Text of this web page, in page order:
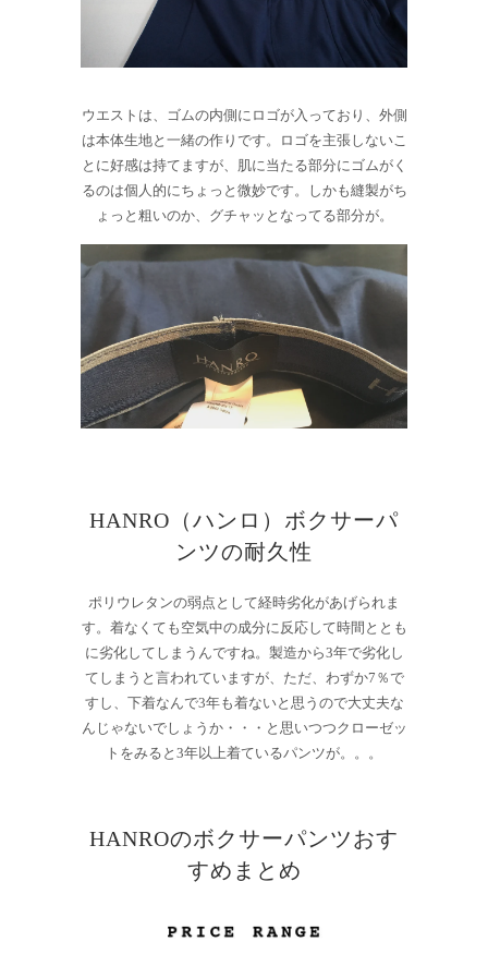
ウエストは、ゴムの内側にロゴが入っており、外側
は本体生地と一緒の作りです。ロゴを主張しないこ
とに好感は持てますが、肌に当たる部分にゴムがく
るのは個人的にちょっと微妙です。しかも縫製がち
ょっと粗いのか、グチャッとなってる部分が。
HANRO（ハンロ）ボクサーパ
ンツの耐久性
ポリウレタンの弱点として経時劣化があげられま
す。着なくても空気中の成分に反応して時間ととも
に劣化してしまうんですね。製造から3年で劣化し
てしまうと言われていますが、ただ、わずか7％で
すし、下着なんで3年も着ないと思うので大丈夫な
んじゃないでしょうか・・・と思いつつクローゼッ
トをみると3年以上着ているパンツが。。。
HANROのボクサーパンツおす
すめまとめ